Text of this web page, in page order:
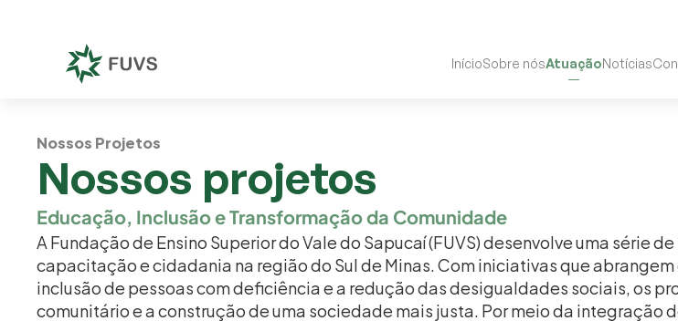
InícioSobre nósAtuaçãoNotícias
Nossos Projetos
Nossos projetos
Educação, Inclusão e Transformação da Comunidade
A Fundação de Ensino Superior do Vale do Sapucaí (FUVS) desenvolve uma série
capacitação e cidadania na região do Sul de Minas. Com iniciativas que
inclusão de pessoas com deficiência e a redução das desigualdades sociais, os
comunitário e a construção de uma sociedade mais justa. Por meio da